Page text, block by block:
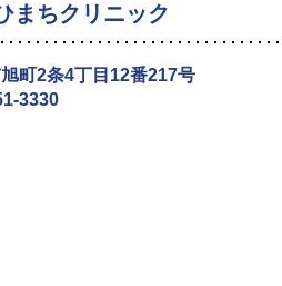
まちクリニック
町2条4丁目12番217号
3330